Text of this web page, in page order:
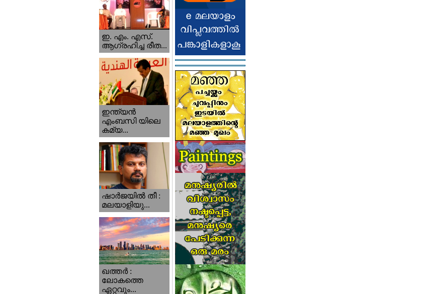
ഇ. എം. എസ്.
ആഗ്രഹിച്ച രീത...
ഇന്ത്യന്‍
എംബസി യിലെ
കമ്യ...
ഷാര്‍ജയില്‍ തീ :
മലയാളിയു...
ഖത്തര്‍ :
ലോകത്തെ
ഏറ്റവും...